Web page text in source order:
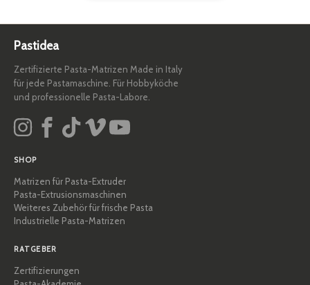
Pastidea
Zertifizierte Pasta-Matrizen Made in Italy
für jede Pastamaschine. Für Hobbyköche
und professionelle Pasta-Labore.
SHOP
Matrizen für Pasta-Extruder
Pasta-Extrusionsmaschinen
Weiteres Zubehör für frische Pasta
Industrielle Pasta-Matrizen
RATGEBER
Zertifizierungen